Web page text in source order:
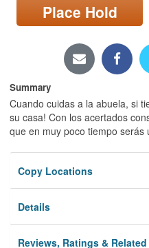
Locations/Hours (external
page)
Place Hold
Summary
Cuando cuidas a la abuela, si
su casa! Con los acertados
que en muy poco tiempo serás
Copy Locations
Details
Reviews, Ratings &